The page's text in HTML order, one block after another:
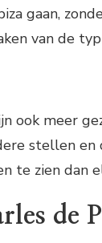
gaan,
van de
ook meer
stellen en
te zien dan
de